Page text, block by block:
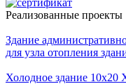
Реализованные проекты
Здание
для узла отопления
Холодное здание 10х20